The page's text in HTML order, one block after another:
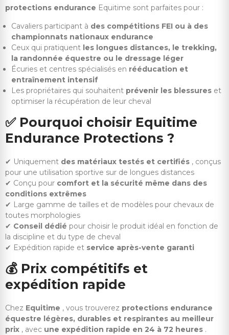
protections endurance Equitime sont parfaites pour :
Cavaliers participant à des compétitions FEI ou à des
championnats nationaux endurance
Ceux qui pratiquent les longues distances, le trekking,
la randonnée équestre ou le dressage léger
Écuries et centres spécialisés en rééducation et
entraînement intensif
Les propriétaires qui souhaitent prévenir les blessures et
optimiser la récupération de leur cheval
✅ Pourquoi choisir Equitime
Endurance Protections ?
✔ Uniquement des matériaux testés et certifiés , conçus
pour une utilisation sportive sur de longues distances
✔ Conçu pour comfort et la sécurité même dans des
conditions extrêmes
✔ Large gamme de tailles et de modèles pour chevaux de
toutes morphologies
✔ Conseil dédié pour choisir le produit idéal en fonction de
la discipline et du type de cheval
✔ Expédition rapide et service après-vente garanti
💰 Prix compétitifs et
expédition rapide
Chez Equitime , vous trouverez protections endurance
équestre légères, durables et respirantes au meilleur
prix , avec une expédition rapide en 24 à 72 heures .